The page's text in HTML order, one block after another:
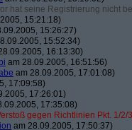
hat seine Registrierung nicht
15:21:18)
15:26:27)
15:52:34)
16:13:30)
am 28.09.2005, 16:51:56)
am 28.09.2005, 17:01:08)
17:09:58)
17:26:01)
17:35:08)
gegen Richtlinien Pkt. 1/2/
am 28.09.2005, 17:50:37)